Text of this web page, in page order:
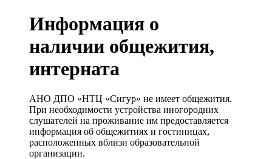
Информация о
наличии общежития,
интерната
АНО ДПО «НТЦ «Сигур» не имеет общежития.
При необходимости устройства иногородних
слушателей на проживание им предоставляется
информация об общежитиях и гостиницах,
расположенных вблизи образовательной
организации.